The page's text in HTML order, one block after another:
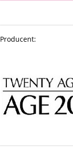
Producent: